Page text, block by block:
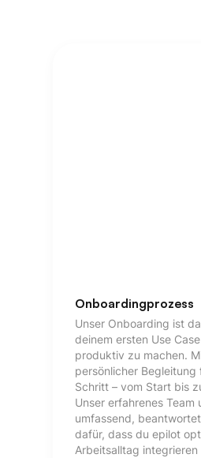
Onboardingprozess
Unser Onboarding ist
deinem ersten Use
produktiv zu machen.
persönlicher
Schritt – vom Start bis
Unser erfahrenes
umfassend,
dafür, dass du epilot
Arbeitsalltag